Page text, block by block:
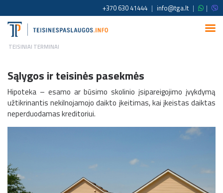
+370 630 41444 | info@tga.lt | |
TEISINIAI TERMINAI
Sąlygos ir teisinės pasekmės
Hipoteka – esamo ar būsimo skolinio įsipareigojimo įvykdymą
užtikrinantis nekilnojamojo daikto įkeitimas, kai įkeistas daiktas
neperduodamas kreditoriui.